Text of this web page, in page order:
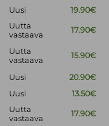
Uusi 19.90€
Uutta
vastaava
17.90€
Uutta
vastaava
15.90€
Uusi
20.90€
Uusi 13.50€
Uutta
vastaava
17.90€